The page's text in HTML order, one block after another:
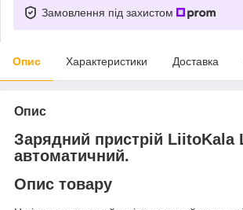
Замовлення під захистом
Опис Характеристики Доставка
Опис
Зарядний пристрій LiitoKala
автоматичний.
Опис товару